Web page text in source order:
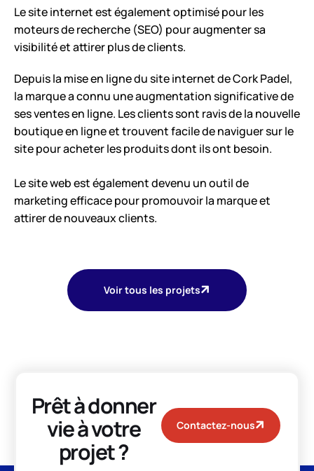
Le site internet est également optimisé pour les
moteurs de recherche (SEO) pour augmenter sa
visibilité et attirer plus de clients.
Depuis la mise en ligne du site internet de Cork Padel,
la marque a connu une augmentation significative de
ses ventes en ligne. Les clients sont ravis de la nouvelle
boutique en ligne et trouvent facile de naviguer sur le
site pour acheter les produits dont ils ont besoin.
Le site web est également devenu un outil de
marketing efficace pour promouvoir la marque et
attirer de nouveaux clients.
Voir tous les projets
Prêt à donner
vie à votre
projet ?
Contactez-nous